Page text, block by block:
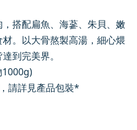
搭配扁魚、海蔘、朱貝、嫩
。以大骨熬製高湯，細心煨
到完美界。
請詳見產品包裝*